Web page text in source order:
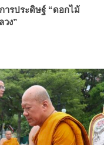
ารประดิษฐ์ “ดอกไม้
ง”